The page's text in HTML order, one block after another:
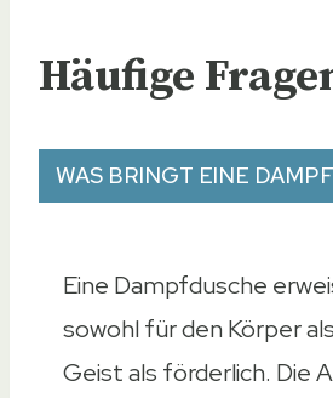
Häufige
WAS BRINGT EINE
Eine Dampfdusche
sowohl für den Körper
Geist als förderlich. Die